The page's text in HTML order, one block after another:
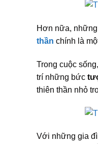
Hơn nữa,
thần chính là
Trong cuộc
trí những bức
thiên thần nhỏ
Với những gia